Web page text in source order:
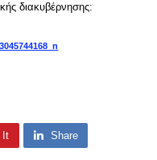
διακυβέρνησης:
It Share